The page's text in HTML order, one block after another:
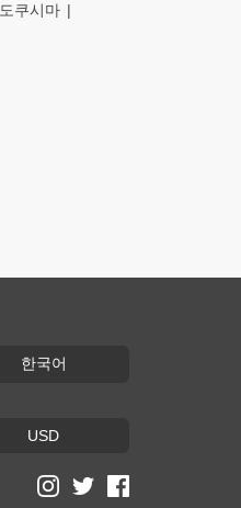
도쿠시마
한국어
USD